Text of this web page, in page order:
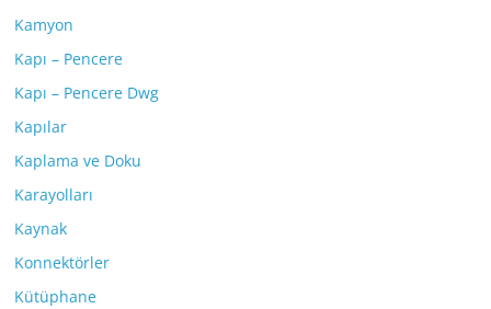
Kamyon
Kapı – Pencere
Kapı – Pencere Dwg
Kapılar
Kaplama ve Doku
Karayolları
Kaynak
Konnektörler
Kütüphane